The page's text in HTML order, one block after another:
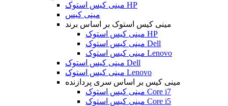
مینی کیس استوک HP
مینی کیس
مینی کیس استوک بر اساس برند
مینی کیس استوک HP
مینی کیس استوک Dell
مینی کیس استوک Lenovo
مینی کیس استوک Dell
مینی کیس استوک Lenovo
مینی کیس بر اساس سری پردازنده
مینی کیس استوک Core i7
مینی کیس استوک Core i5